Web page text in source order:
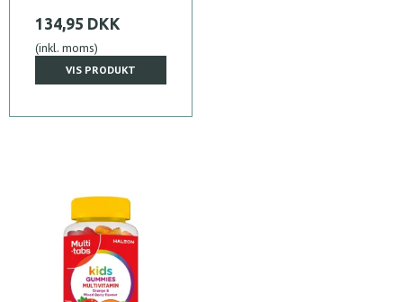
134,95 DKK
(inkl. moms)
VIS PRODUKT